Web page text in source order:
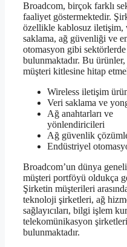
Broadcom, birçok farklı
faaliyet göstermektedir.
özellikle kablosuz iletişim,
saklama, ağ güvenliği ve
otomasyon gibi
bulunmaktadır. Bu
müşteri kitlesine hitap
Wireless iletişim
Veri saklama ve
Ağ anahtarları ve
yönlendiricileri
Ağ güvenlik
Endüstriyel
Broadcom’un dünya
müşteri portföyü oldukça
Şirketin müşterileri
teknoloji şirketleri, ağ
sağlayıcıları, bilgi işlem
telekomünikasyon şirketleri
bulunmaktadır.